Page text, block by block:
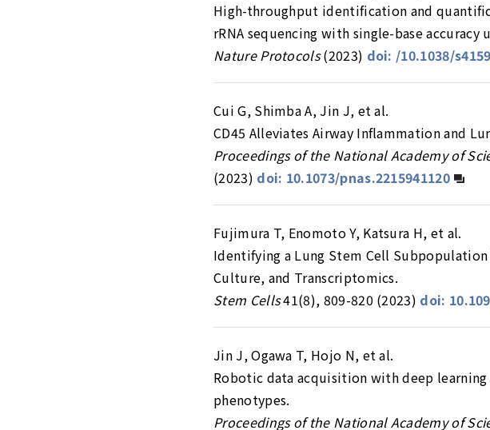
High-throughput identification and
rRNA sequencing with single-base accuracy
Nature Protocols(2023) doi: /10.1038/
Cui G, Shimba A, Jin J, et al.
CD45 Alleviates Airway Inflammation and
Proceedings of the National Academy of
(2023) doi: 10.1073/pnas.2215941120
Fujimura T, Enomoto Y, Katsura H, et al.
Identifying a Lung Stem Cell
Culture, and Transcriptomics.
Stem Cells41(8), 809-820 (2023) doi:
Jin J, Ogawa T, Hojo N, et al.
Robotic data acquisition with deep
phenotypes.
Proceedings of the National Academy of